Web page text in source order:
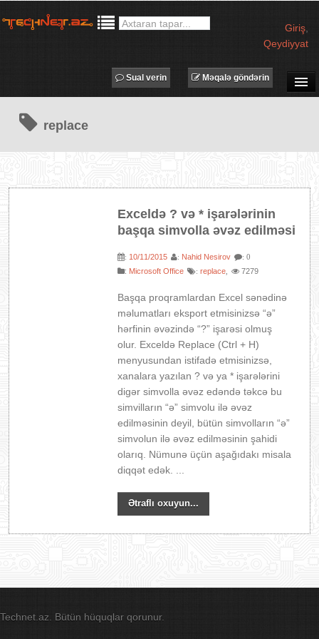
Giriş
Qeydiyyat
MƏQALƏLƏR
PROQRAMLAR
IT LÜĞƏT
Məqalə göndərin
Sual verin
replace
Exceldə ? və * işarələrinin
başqa simvolla əvəz edilməsi
: 10/11/2015 : Nahid Nesirov : 0
: Microsoft Office :replace 7279
Başqa proqramlardan Excel sənədinə
məlumatları eksport etmisinizsə “ə”
hərfinin əvəzində “?” işarəsi olmuş
olur. Exceldə Replace (Ctrl + H)
menyusundan istifadə etmisinizsə,
xanalara yazılan ? və ya * işarələrini
digər simvolla əvəz edəndə təkcə bu
simvilların “ə” simvolu ilə əvəz
edilməsinin deyil, bütün simvolların “ə”
simvolun ilə əvəz edilməsinin şahidi
olarıq. Nümunə üçün aşağıdakı misala
diqqət edək. ...
Ətraflı oxuyun...
Technet.az. Bütün hüquqlar qorunur.